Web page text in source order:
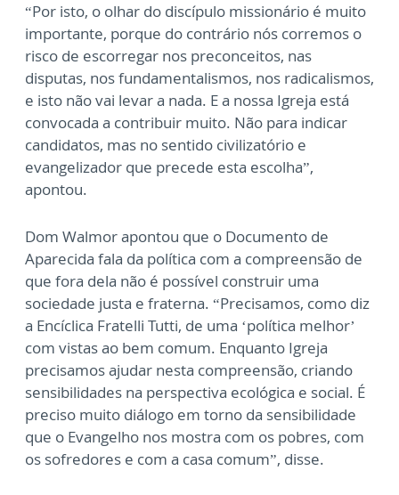
“Por isto, o olhar do discípulo missionário é muito
importante, porque do contrário nós corremos o
risco de escorregar nos preconceitos, nas
disputas, nos fundamentalismos, nos radicalismos,
e isto não vai levar a nada. E a nossa Igreja está
convocada a contribuir muito. Não para indicar
candidatos, mas no sentido civilizatório e
evangelizador que precede esta escolha”,
apontou.
Dom Walmor apontou que o Documento de
Aparecida fala da política com a compreensão de
que fora dela não é possível construir uma
sociedade justa e fraterna. “Precisamos, como diz
a Encíclica Fratelli Tutti, de uma ‘política melhor’
com vistas ao bem comum. Enquanto Igreja
precisamos ajudar nesta compreensão, criando
sensibilidades na perspectiva ecológica e social. É
preciso muito diálogo em torno da sensibilidade
que o Evangelho nos mostra com os pobres, com
os sofredores e com a casa comum”, disse.